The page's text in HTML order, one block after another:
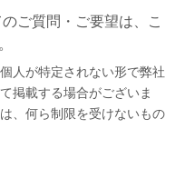
ご質問・ご要望は、こ
人が特定されない形で弊社
掲載する場合がございま
、何ら制限を受けないもの